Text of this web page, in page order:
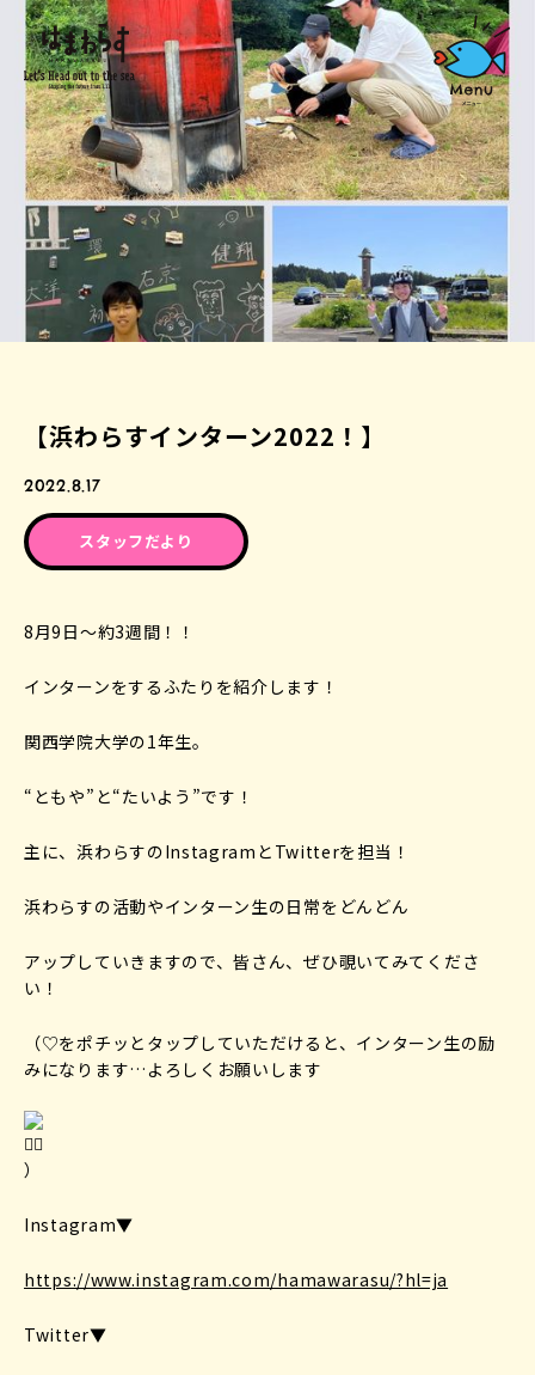
【浜わらすインターン2022！】
2022.8.17
スタッフだより
8月9日〜約3週間！！
インターンをするふたりを紹介します！
関西学院大学の1年生。
“ともや”と“たいよう”です！
主に、浜わらすのInstagramとTwitterを担当！
浜わらすの活動やインターン生の日常をどんどん
アップしていきますので、皆さん、ぜひ覗いてみてくださ
い！
（♡をポチッとタップしていただけると、インターン生の励
みになります…よろしくお願いします
）
Instagram▼
https://www.instagram.com/hamawarasu/?hl=ja
Twitter▼